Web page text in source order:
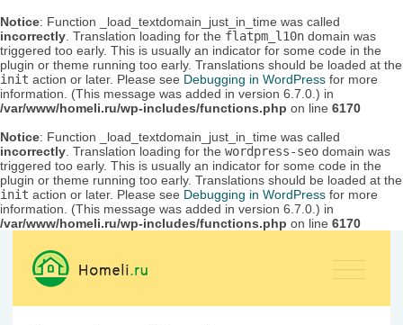
Notice: Function _load_textdomain_just_in_time was called
incorrectly . Translation loading for the flatpm_l10n domain was
triggered too early. This is usually an indicator for some code in the
plugin or theme running too early. Translations should be loaded at the
init action or later. Please see Debugging in WordPress for more
information. (This message was added in version 6.7.0.) in
/var/www/homeli.ru/wp-includes/functions.php on line 6170
Notice: Function _load_textdomain_just_in_time was called
incorrectly . Translation loading for the wordpress-seo domain was
triggered too early. This is usually an indicator for some code in the
plugin or theme running too early. Translations should be loaded at the
init action or later. Please see Debugging in WordPress for more
information. (This message was added in version 6.7.0.) in
/var/www/homeli.ru/wp-includes/functions.php on line 6170